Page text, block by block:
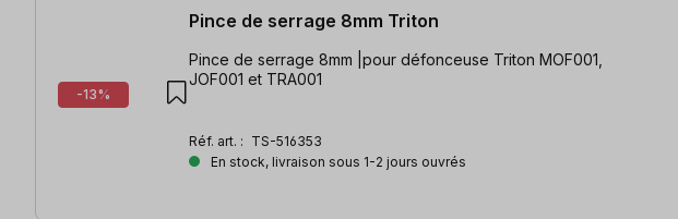
-13%
Pince de serrage 8mm Triton
Pince de serrage 8mm |pour défonceuse Triton MOF001,
JOF001 et TRA001
Réf. art. : TS-516353
En stock, livraison sous 1-2 jours ouvrés